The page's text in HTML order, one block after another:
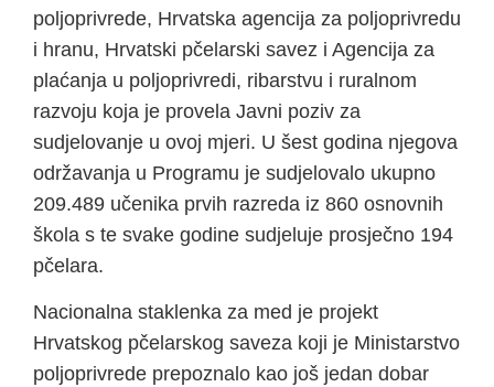
poljoprivrede, Hrvatska agencija za poljoprivredu
i hranu, Hrvatski pčelarski savez i Agencija za
plaćanja u poljoprivredi, ribarstvu i ruralnom
razvoju koja je provela Javni poziv za
sudjelovanje u ovoj mjeri. U šest godina njegova
održavanja u Programu je sudjelovalo ukupno
209.489 učenika prvih razreda iz 860 osnovnih
škola s te svake godine sudjeluje prosječno 194
pčelara.
Nacionalna staklenka za med je projekt
Hrvatskog pčelarskog saveza koji je Ministarstvo
poljoprivrede prepoznalo kao još jedan dobar